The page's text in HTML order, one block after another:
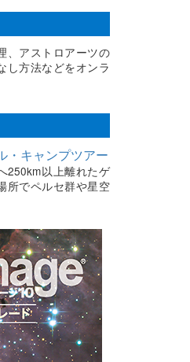
、アストロアーツの
し方法などをオンラ
・キャンプツアー
250km以上離れたゲ
所でペルセ群や星空